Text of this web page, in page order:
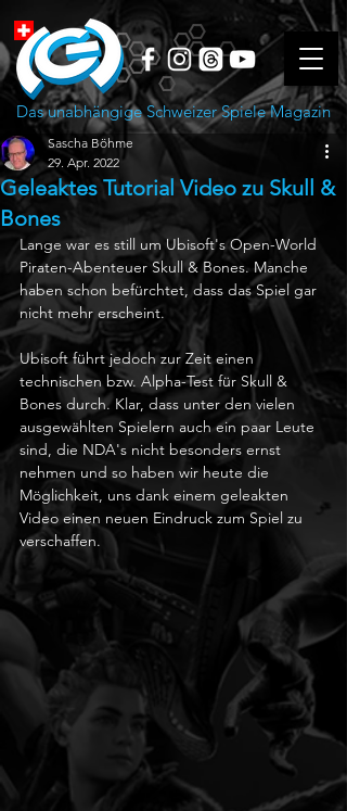
Das unabhängige Schweizer Spiele Magazin
Geleaktes Tutorial Video zu Skull &
Bones
Sascha Böhme
29. Apr. 2022
Lange war es still um Ubisoft's Open-World
Piraten-Abenteuer Skull & Bones. Manche
haben schon befürchtet, dass das Spiel gar
nicht mehr erscheint.
Ubisoft führt jedoch zur Zeit einen
technischen bzw. Alpha-Test für Skull &
Bones durch. Klar, dass unter den vielen
ausgewählten Spielern auch ein paar Leute
sind, die NDA's nicht besonders ernst
nehmen und so haben wir heute die
Möglichkeit, uns dank einem geleakten
Video einen neuen Eindruck zum Spiel zu
verschaffen.